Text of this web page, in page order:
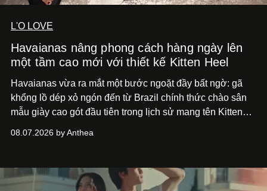
L'O LOVE
Havaianas nâng phong cách hàng ngày lên
một tầm cao mới với thiết kế Kitten Heel
Havaianas vừa ra mắt một bước ngoặt đầy bất ngờ: gã
khổng lồ dép xỏ ngón đến từ Brazil chính thức chào sân
mẫu giày cao gót đầu tiên trong lịch sử mang tên Kitten
08.07.2026 by Anthea